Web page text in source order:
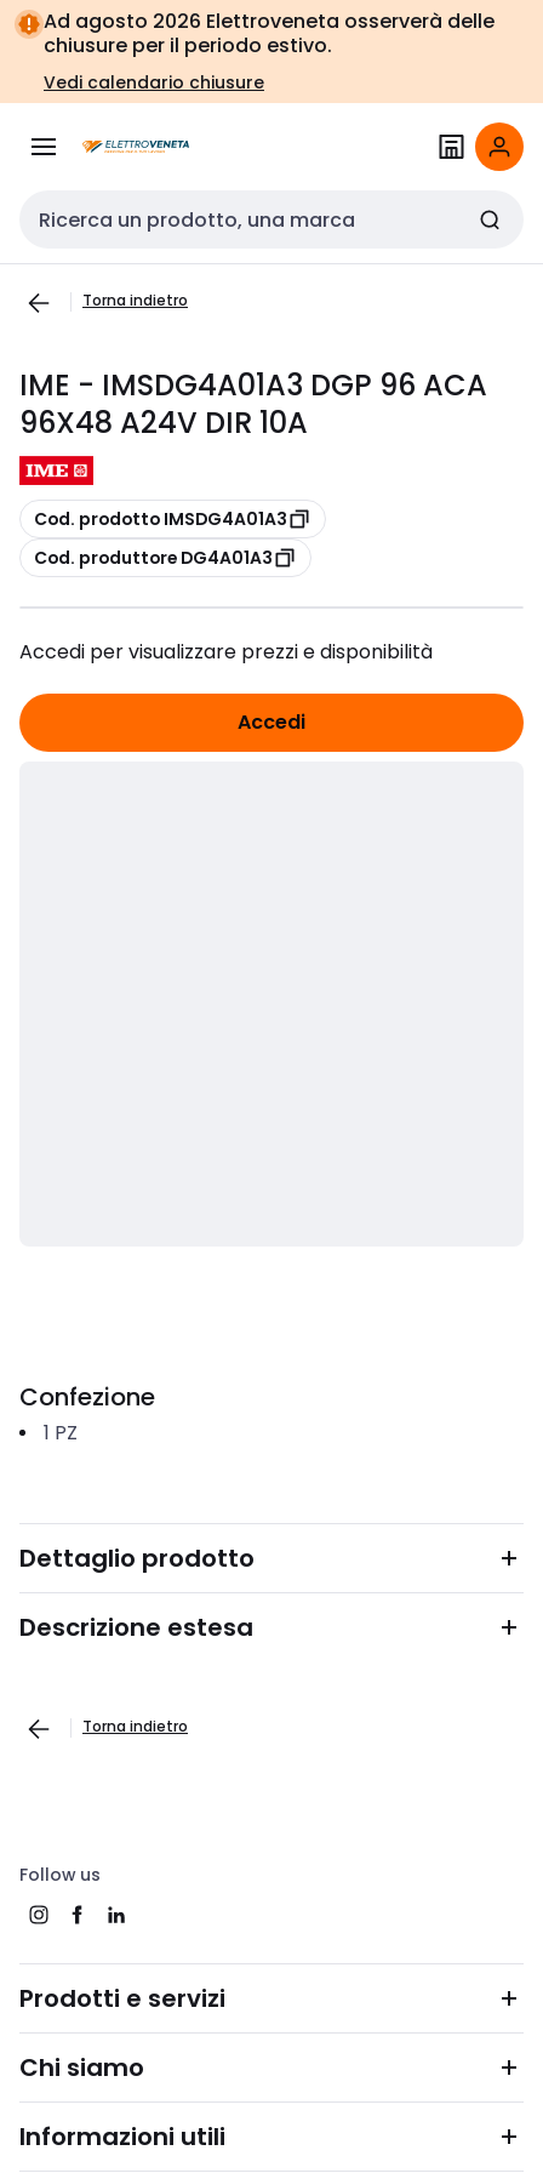
Vai alla
navigazione
Vai
alla
pagina
Ad agosto 2026 Elettroveneta osserverà delle
chiusure per il periodo estivo.
Vedi calendario chiusure
Cerca input
Torna indietro
IME - IMSDG4A01A3 DGP 96 ACA
96X48 A24V DIR 10A
copia
Cod. prodotto IMSDG4A01A3
copia
Cod. produttore DG4A01A3
Accedi per visualizzare prezzi e disponibilità
Accedi
Confezione
1 PZ
Dettaglio prodotto
Descrizione estesa
Torna indietro
Follow us
Prodotti e servizi
Chi siamo
Informazioni utili